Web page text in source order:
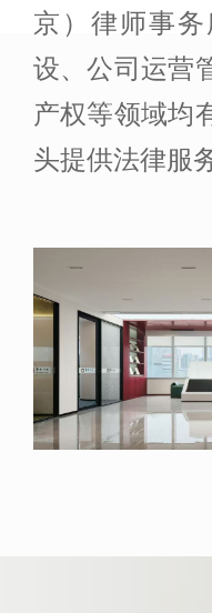
京）律师事
设、公司运营
产权等领域均
头提供法律服务